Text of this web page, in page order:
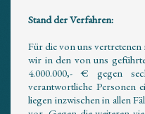
Stand der Verfahren:
Für die von uns
wir in den von uns
4.000.000,- € gegen
verantwortliche Personen
liegen inzwischen in allen